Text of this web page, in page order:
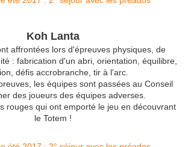
Koh Lanta
affrontées lors d'épreuves physiques, de
: fabrication d'un abri, orientation, équilibre,
défis accrobranche, tir à l'arc.
les équipes sont passées au Conseil
des joueurs des équipes adverses.
rouges qui ont emporté le jeu en découvrant
le Totem !